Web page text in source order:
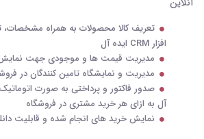
تعریف کالا محصولات به همراه مشخصات،
افزار CRM ایده آل
مدیریت قیمت ها و موجودی جهت نمایش
مدیریت و نمایشگاه تامین کنندگان در
آل به ازای هر خرید مشتری در فروشگاه
نمایش خرید های انجام شده و قابلیت